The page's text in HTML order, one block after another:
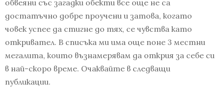
обвеяни със загадки обекти все още не са
достатъчно добре проучени и затова, когато
човек успее да стигне до тях, се чувства като
откривател. В списъка ми има още поне 3 местни
мегалита, които възнамерявам да открия за себе си
в най-скоро време. Очаквайте в следващи
публикации.